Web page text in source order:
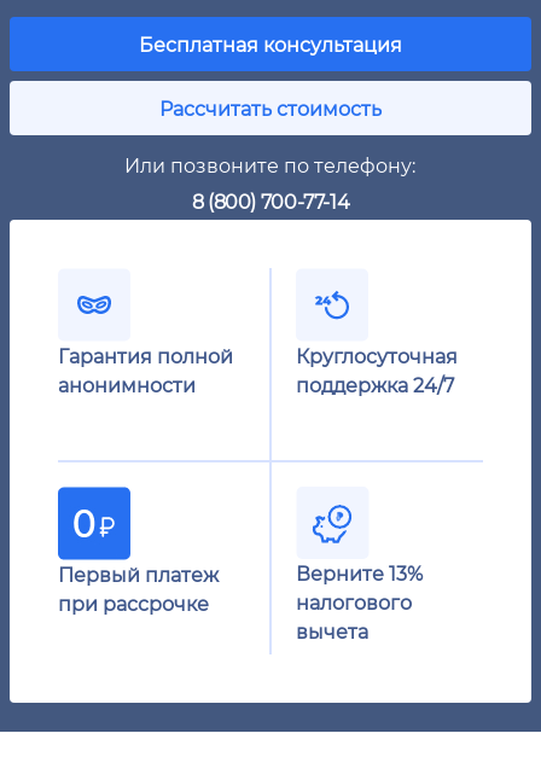
Бесплатная консультация
Рассчитать стоимость
Или позвоните по телефону:
8 (800) 700-77-14
Гарантия полной
анонимности
Круглосуточная
поддержка 24/7
Первый платеж
при рассрочке
Верните 13%
налогового
вычета